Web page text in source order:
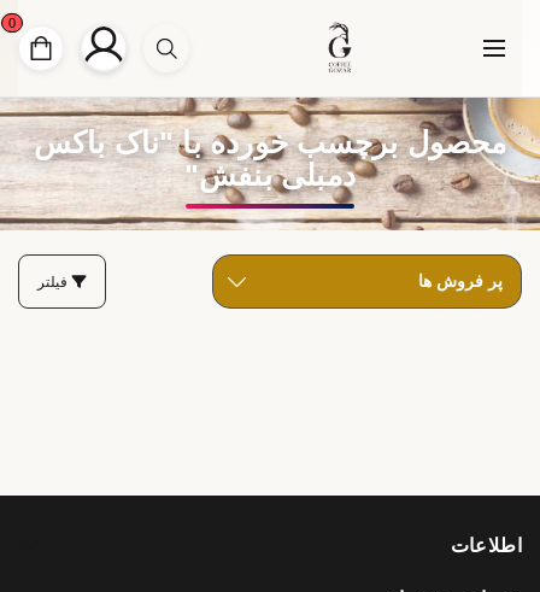
0
محصول برچسب خورده با "ناک باکس
دمبلی بنفش"
فیلتر
اطلاعات